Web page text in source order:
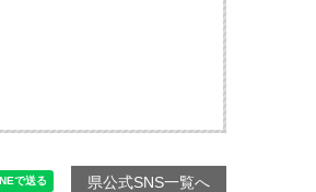
県公式SNS一覧へ